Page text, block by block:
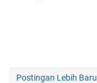
Postingan Lebih Baru